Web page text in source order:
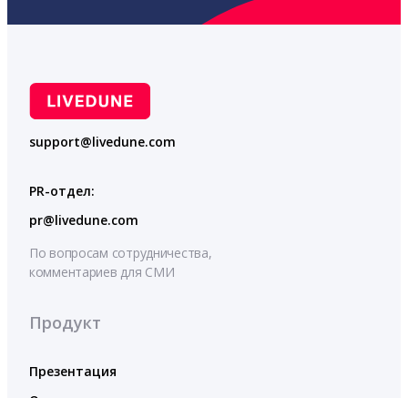
support@livedune.com
PR-отдел:
pr@livedune.com
По вопросам сотрудничества,
комментариев для СМИ
Продукт
Презентация